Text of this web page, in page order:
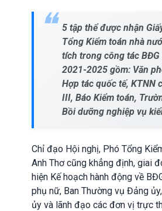
5 tập thể được nhận
Tổng Kiểm toán nhà
tích trong công tác BĐG
2021-2025 gồm: Văn
Hợp tác quốc tế, KTNN
III, Báo Kiểm toán,
Bồi dưỡng nghiệp vụ
Chỉ đạo Hội nghị, Phó Tổng
Anh Thơ cũng khẳng định, giai
hiện Kế hoạch hành động về
phụ nữ, Ban Thường vụ Đảng
ủy và lãnh đạo các đơn vị trực